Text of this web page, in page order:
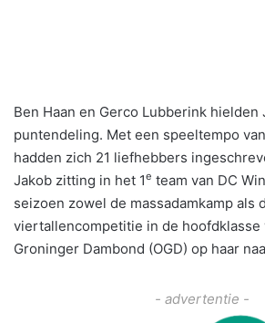
Ben Haan en Gerco Lubberink hielden
puntendeling. Met een speeltempo
hadden zich 21 liefhebbers
Jakob zitting in het 1e team van DC
seizoen zowel de massadamkamp als
viertallencompetitie in de hoofdklasse
Groninger Dambond (OGD) op haar
- advertentie -